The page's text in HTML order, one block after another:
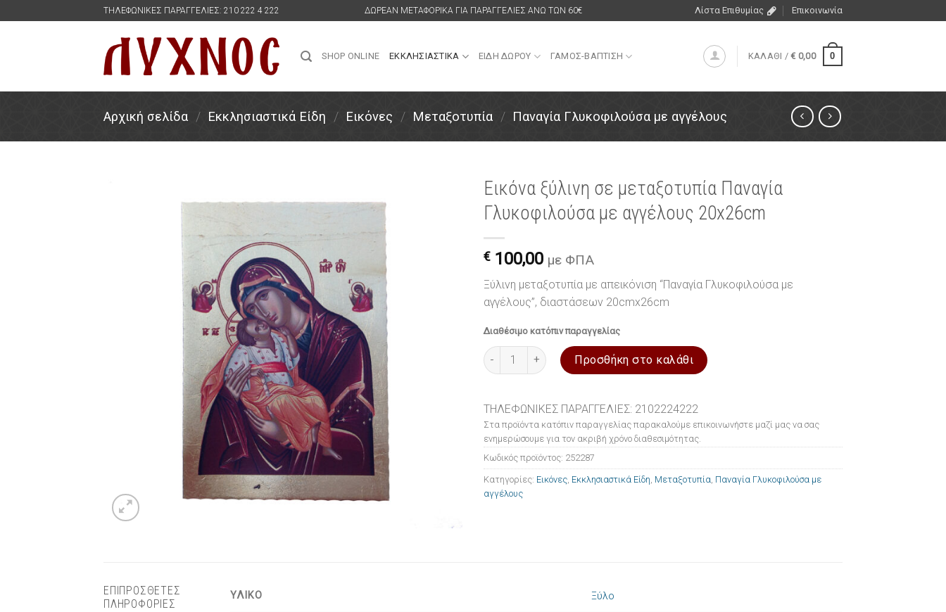
ΤΗΛΕΦΩΝΙΚΕΣ ΠΑΡΑΓΓΕΛΙΕΣ: 210 222 4 222 ΔΩΡΕΑΝ ΜΕΤΑΦΟΡΙΚΑ ΓΙΑ ΠΑΡΑΓΓΕΛΙΕΣ ΑΝΩ ΤΩΝ 60€ Λίστα Επιθυμίας Επικοινωνία
SHOP ONLINE ΕΚΚΛΗΣΙΑΣΤΙΚΑ ΕΙΔΗ ΔΩΡΟΥ ΓΑΜΟΣ-ΒΑΠΤΙΣΗ ΚΑΛΑΘΙ /€ 0,00 0
Αρχική σελίδα / Εκκλησιαστικά Είδη / Εικόνες / Μεταξοτυπία / Παναγία Γλυκοφιλούσα με αγγέλους
Εικόνα ξύλινη σε μεταξοτυπία Παναγία
Γλυκοφιλούσα με αγγέλους 20x26cm
€ 100,00 με ΦΠΑ
Ξύλινη μεταξοτυπία με απεικόνιση “Παναγία Γλυκοφιλούσα με
αγγέλους”, διαστάσεων 20cmx26cm
Διαθέσιμο κατόπιν παραγγελίας
Εικόνα ξύλινη σε μεταξοτυπία Παναγία Γλυκοφιλούσα με αγγέλους 20x26cm ποσότητα
Προσθήκη στο καλάθι
ΤΗΛΕΦΩΝΙΚΕΣ ΠΑΡΑΓΓΕΛΙΕΣ: 2102224222
Στα προϊόντα κατόπιν παραγγελίας παρακαλούμε επικοινωνήστε μαζί μας να σας
ενημερώσουμε για τον ακριβή χρόνο διαθεσιμότητας.
Κωδικός προϊόντος: 252287
Κατηγορίες: Εικόνες Εκκλησιαστικά Είδη Μεταξοτυπία Παναγία Γλυκοφιλούσα με
αγγέλους
ΕΠΙΠΡΟΣΘΕΤΕΣ
ΠΛΗΡΟΦΟΡΙΕΣ
ΥΛΙΚΟ Ξύλο